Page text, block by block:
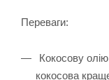
Переваги:
Кокосову
кокосова